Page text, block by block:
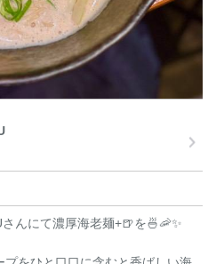
んにて濃厚海老麺+🍺を🍜🦐✨